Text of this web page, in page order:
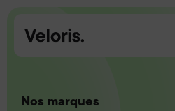
Nos marques